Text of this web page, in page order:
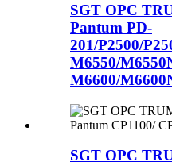
SGT OPC
Pantum PD-
201/P2500/
M6550/
M6600/
SGT OPC